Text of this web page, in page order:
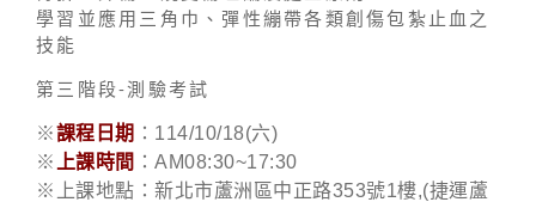
學習並應用三角巾、彈性繃帶各類創傷包紮止血之
技能
第三階段-測驗考試
※課程日期 ：114/10/18(六)
※
上課時間 ：AM08:30~17:30
※上課地點：新北市蘆洲區中正路353號1樓,(捷運蘆